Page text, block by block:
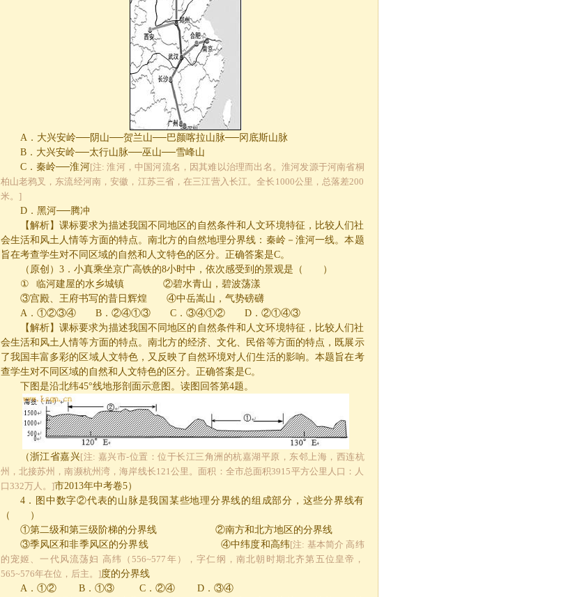
A．大兴安岭──阴山──贺兰山──巴颜喀拉山脉──冈底斯山脉
B．大兴安岭──太行山脉──巫山──雪峰山
C．秦岭──淮河[注: 淮河，中国河流名，因其难以治理而出名。淮河发源于河南省桐
柏山老鸦叉，东流经河南，安徽，江苏三省，在三江营入长江。全长1000公里，总落差200
米。]
D．黑河──腾冲
【解析】课标要求为描述我国不同地区的自然条件和人文环境特征，比较人们社
会生活和风土人情等方面的特点。南北方的自然地理分界线：秦岭－淮河一线。本题
旨在考查学生对不同区域的自然和人文特色的区分。正确答案是C。
（原创） 3．小真乘坐京广高铁的8小时中，依次感受到的景观是（ ）
①
临河建屋的水乡城镇 ②碧水青山，碧波荡漾
③宫殿、王府书写的昔日辉煌 ④中岳嵩山，气势磅礴
A．①②③④ B．②④①③ C． ③④①② D． ②①④③
【解析】课标要求为描述我国不同地区的自然条件和人文环境特征，比较人们社
会生活和风土人情等方面的特点。南北方的经济、文化、民俗等方面的特点，既展示
了我国丰富多彩的区域人文特色，又反映了自然环境对人们生活的影响。本题旨在考
查学生对不同区域的自然和人文特色的区分。正确答案是C。
下图是沿北纬45°线地形剖面示意图。读图回答第4题。
（浙江省嘉兴[注: 嘉兴市-位置：位于长江三角洲的杭嘉湖平原，东邻上海，西连杭
州，北接苏州，南濒杭州湾，海岸线长121公里。面积：全市总面积3915平方公里人口：人
口332万人。]市2013年中考卷5）
4．图中数字②代表的山脉是我国某些地理分界线的组成部分，这些分界线有
（ ）
①第二级和第三级阶梯的分界线
②南方和北方地区的分界线
③季风区和非季风区的分界线
④中纬度和高纬[注: 基本简介 高纬
的宠姬、一代风流荡妇 高纬（556~577年），字仁纲，南北朝时期北齐第五位皇帝，
565~576年在位，后主。]度的分界线
A．①②B．①③C．②④D．③④